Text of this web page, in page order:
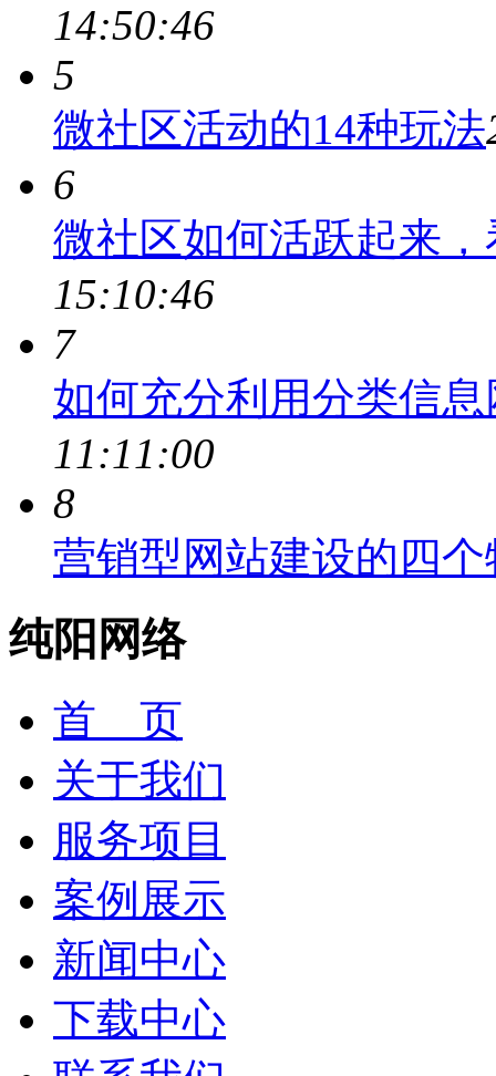
14:50:46
5
微社区活动的14种玩法
6
微社区如何活跃起来
15:10:46
7
如何充分利用分类信
11:11:00
8
营销型网站建设的四
纯阳网络
首 页
关于我们
服务项目
案例展示
新闻中心
下载中心